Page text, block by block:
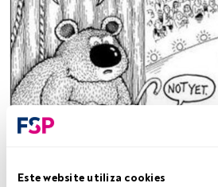
Este website utiliza cookies
-
Tempo de leitura:5 min.